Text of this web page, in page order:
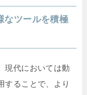
なツールを積極
現代においては動
することで、より